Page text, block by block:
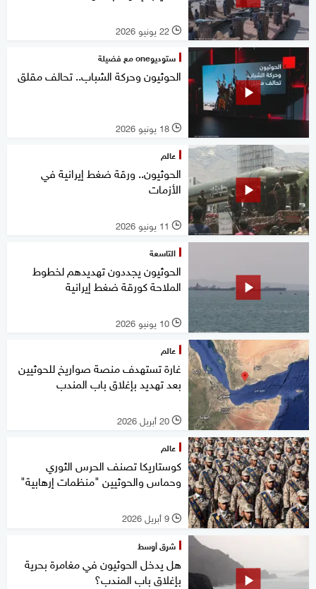
l 22 يونيو 2026
ستوديوone مع فضيلة
الحوثيون وحركة الشباب.. تحالف مقلق
l 18 يونيو 2026
عالم
الحوثيون.. ورقة ضغط إيرانية في
الأزمات
l 11 يونيو 2026
التاسعة
الحوثيون يجددون تهديدهم لخطوط
الملاحة كورقة ضغط إيرانية
l 10 يونيو 2026
عالم
غارة تستهدف منصة صواريخ للحوثيين
بعد تهديد بإغلاق باب المندب
l 20 أبريل 2026
عالم
كوستاريكا تصنف الحرس الثوري
وحماس والحوثيين "منظمات إرهابية"
l 9 أبريل 2026
شرق أوسط
هل يدخل الحوثيون في مغامرة بحرية
بإغلاق باب المندب؟